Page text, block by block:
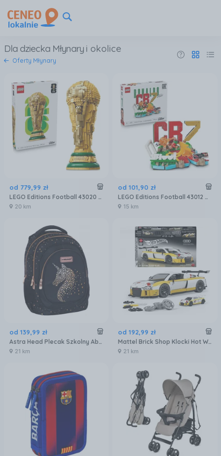
Dla dziecka Młynary i okolice
Oferty Młynary
od 779,99 zł
LEGO Editions Football 43020 Oficjalny Puchar Świata FIFA
20 km
od 101,90 zł
LEGO Editions Football 43012 Cristiano Ronaldo — piłkarskie momenty
15 km
od 139,99 zł
Astra Head Plecak Szkolny Ab330 Golden Effect Classy Gold 502023084
21 km
od 192,99 zł
Mattel Brick Shop Klocki Hot Wheels Elite Series ’15 Audi R8 LMS JFT18
21 km